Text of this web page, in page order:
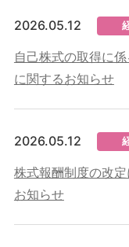
2026.05.12
自己株式の取得に
に関するお知らせ
2026.05.12
株式報酬制度の改
お知らせ